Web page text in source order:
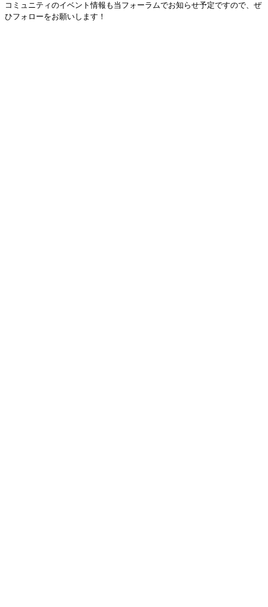
コミュニティのイベント情報も当フォーラムでお知らせ予定ですので、ぜ
ひフォローをお願いします！